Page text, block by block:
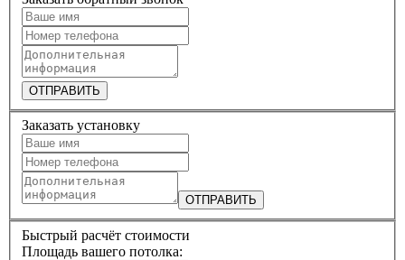
ОТПРАВИТЬ
Заказать установку
ОТПРАВИТЬ
Быстрый расчёт стоимости
Площадь вашего потолка: